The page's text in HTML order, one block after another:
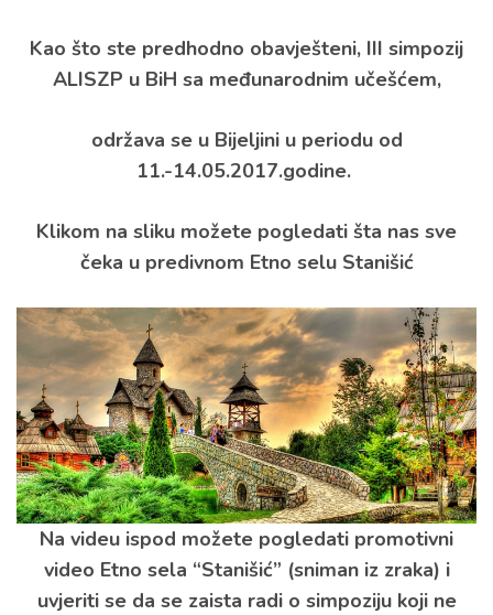
Kao što ste predhodno obavješteni, III simpozij
ALISZP u BiH sa međunarodnim učešćem,
održava se u Bijeljini u periodu od
11.-14.05.2017.godine.
Klikom na sliku možete pogledati šta nas sve
čeka u predivnom Etno selu Stanišić
Na videu ispod možete pogledati promotivni
video Etno sela “Stanišić” (sniman iz zraka) i
uvjeriti se da se zaista radi o simpoziju koji ne